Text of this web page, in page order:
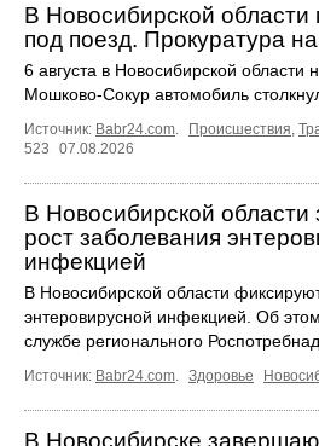
В Новосибирской
под поезд. Прокуратура
6 августа в Новосибирской области
Мошково-Сокур автомобиль
Источник: Babr24.com. Происшествия,
523
07.08.2026
В Новосибирской области
рост заболевания
инфекцией
В Новосибирской области
энтеровирусной инфекцией. Об
службе регионального
Источник: Babr24.com. Здоровье
В Новосибирске